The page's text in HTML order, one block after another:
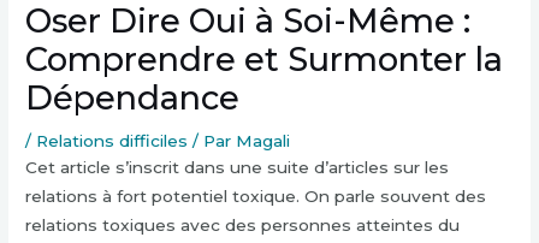
Oser Dire Oui à Soi-Même :
Comprendre et Surmonter la
Dépendance
/ Relations difficiles / Par Magali
Cet article s’inscrit dans une suite d’articles sur les
relations à fort potentiel toxique. On parle souvent des
relations toxiques avec des personnes atteintes du